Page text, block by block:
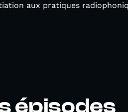
aux pratiques
épisodes